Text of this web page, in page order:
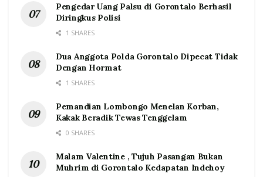
Pengedar Uang Palsu di Gorontalo Berhasil
Diringkus Polisi
1 SHARES
Dua Anggota Polda Gorontalo Dipecat Tidak
Dengan Hormat
1 SHARES
Pemandian Lombongo Menelan Korban,
Kakak Beradik Tewas Tenggelam
0 SHARES
Malam Valentine , Tujuh Pasangan Bukan
Muhrim di Gorontalo Kedapatan Indehoy